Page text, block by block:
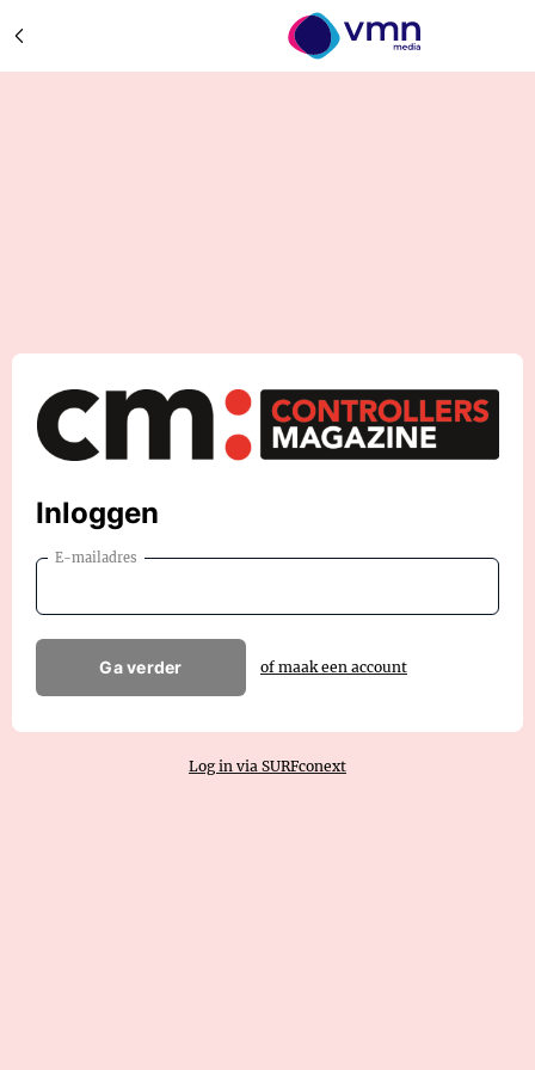
Inloggen
E-mailadres
Ga verder of maak een account
Log in via SURFconext